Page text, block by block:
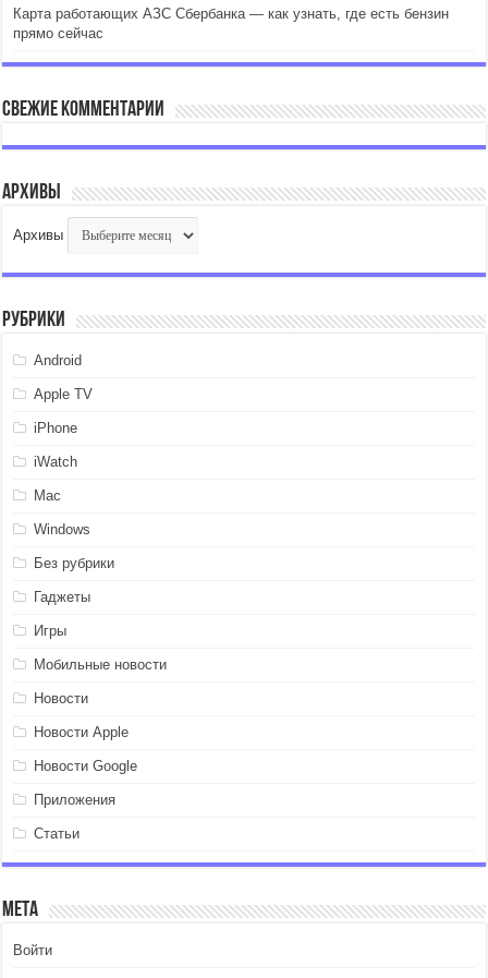
Карта работающих АЗС Сбербанка — как узнать, где есть бензин
прямо сейчас
Свежие комментарии
Архивы
Архивы
Рубрики
Android
Apple TV
iPhone
iWatch
Mac
Windows
Без рубрики
Гаджеты
Игры
Мобильные новости
Новости
Новости Apple
Новости Google
Приложения
Статьи
Мета
Войти